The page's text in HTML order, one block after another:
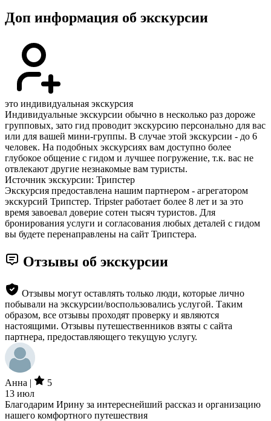
Доп информация об экскурсии
это индивидуальная экскурсия
Индивидуальные экскурсии обычно в несколько раз дороже
групповых, зато гид проводит экскурсию персонально для вас
или для вашей мини-группы. В случае этой экскурсии - до 6
человек. На подобных экскурсиях вам доступно более
глубокое общение с гидом и лучшее погружение, т.к. вас не
отвлекают другие незнакомые вам туристы.
Источник экскурсии: Трипстер
Экскурсия предоставлена нашим партнером - агрегатором
экскурсий Трипстер. Tripster работает более 8 лет и за это
время завоевал доверие сотен тысяч туристов. Для
бронирования услуги и согласования любых деталей с гидом
вы будете перенаправлены на сайт Трипстера.
Отзывы об экскурсии
Отзывы могут оставлять только люди, которые лично
побывали на экскурсии/воспользовались услугой. Таким
образом, все отзывы проходят проверку и являются
настоящими. Отзывы путешественников взяты с сайта
партнера, предоставляющего текущую услугу.
Анна |
5
13 июл
Благодарим Ирину за интереснейший рассказ и организацию
нашего комфортного путешествия